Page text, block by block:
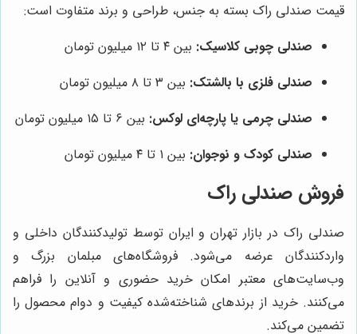
قیمت صندلی راک بسته به جنس، طراحی و برند متفاوت است:
صندلی چوبی کلاسیک: بین ۴ تا ۱۲ میلیون تومان
صندلی فلزی با بالشتک: بین ۳ تا ۸ میلیون تومان
صندلی چرمی یا پارچه‌ای لوکس: بین ۶ تا ۱۵ میلیون تومان
صندلی کودک و نوجوان: بین ۱ تا ۴ میلیون تومان
فروش صندلی راک
صندلی راک در بازار تهران و ایران توسط تولیدکنندگان داخلی و
واردکنندگان عرضه می‌شود. فروشگاه‌های مبلمان بزرگ و
وب‌سایت‌های معتبر امکان خرید حضوری و آنلاین را فراهم
می‌کنند. خرید از برندهای شناخته‌شده کیفیت و دوام محصول را
تضمین می‌کند.